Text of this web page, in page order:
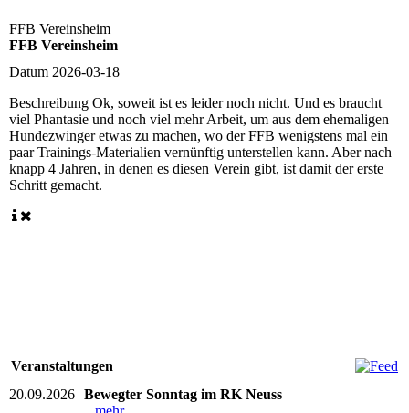
FFB Vereinsheim
FFB Vereinsheim
Datum 2026-03-18
Beschreibung Ok, soweit ist es leider noch nicht. Und es braucht
viel Phantasie und noch viel mehr Arbeit, um aus dem ehemaligen
Hundezwinger etwas zu machen, wo der FFB wenigstens mal ein
paar Trainings-Materialien vernünftig unterstellen kann. Aber nach
knapp 4 Jahren, in denen es diesen Verein gibt, ist damit der erste
Schritt gemacht.
Veranstaltungen
20.09.2026 Bewegter Sonntag im RK Neuss